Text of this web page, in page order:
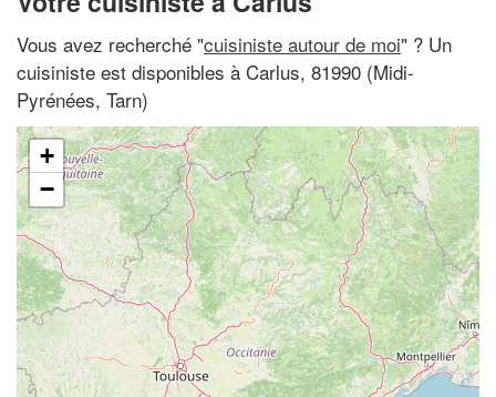
Vous avez recherché "cuisiniste autour de moi" ? Un
cuisiniste est disponibles à Carlus, 81990 (Midi-
Pyrénées, Tarn)
+
−